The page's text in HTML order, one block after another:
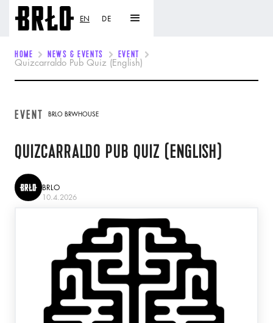
EN DE
HOME NEWS & EVENTS EVENT
Quizcarraldo Pub Quiz (English)
EVENT BRLO BRWHOUSE
QUIZCARRALDO PUB QUIZ (ENGLISH)
BRLO
10.4.2026